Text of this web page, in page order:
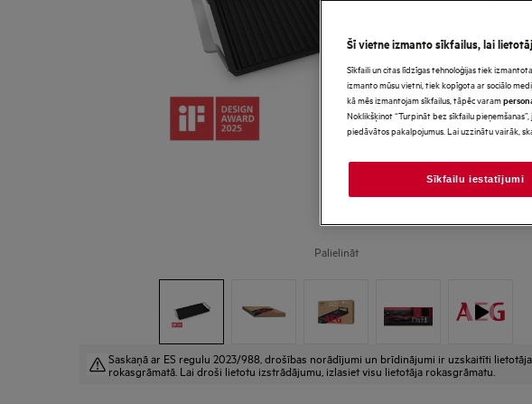
Palielināt
Saskaņā ar ES regulu 2023/988, drošības norādījumi un brīdinājumi ir uzskaitīti lietotāja
rokasgrāmatā. Lai droši lietotu izstrādājumu, izlasiet visu lietotāja rokasgrāmatu.
Šī vietne izmanto sīkfailus, lai
Sīkfaili un citas līdzīgas tehnoloģijas tiek
izmanto mūsu vietni, tiek kopīgota ar sociālo
kā mēs izmantojam sīkfailus, tāpēc varam
Noklikšķinot “Turpināt bez sīkfailu
piedāvātos pakalpojumus. Lai uzzinātu vairāk,
Sīkfailu iestatījumi